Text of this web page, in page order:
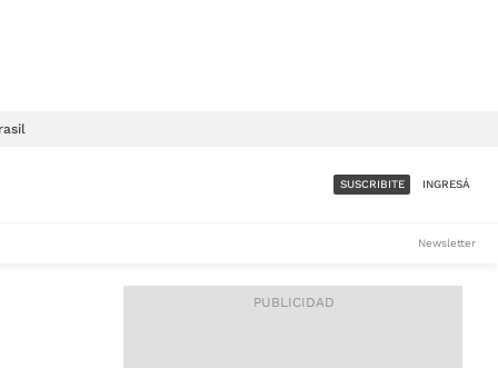
ACCESO FULL - $1.800/MES
SUSCRIBITE INGRESÁ
Newsletter